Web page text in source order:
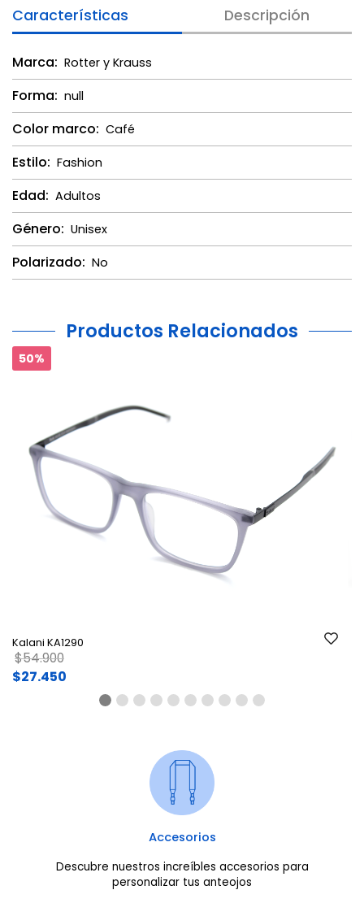
Características Descripción
Marca: Rotter y Krauss
Forma: null
Color marco: Café
Estilo: Fashion
Edad: Adultos
Género: Unisex
Polarizado: No
Productos Relacionados
50%
Kalani KA1290
Price reduced from
$54.900to
$27.450
Accesorios
Descubre nuestros increíbles accesorios para
personalizar tus anteojos